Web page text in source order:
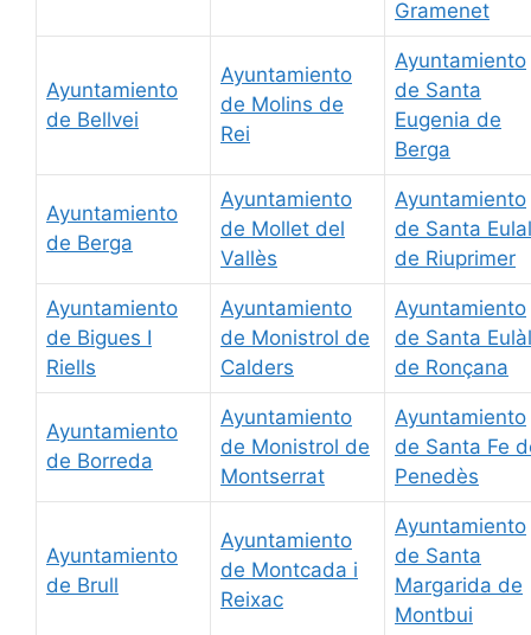
Gramenet
Ayuntamiento
de Bellvei
Ayuntamiento
de Molins de
Rei
Ayuntamiento
de Santa
Eugenia de
Berga
Ayuntamiento
de Berga
Ayuntamiento
de Mollet del
Vallès
Ayuntamiento
de Santa
de Riuprimer
Ayuntamiento
de Bigues I
Riells
Ayuntamiento
de Monistrol de
Calders
Ayuntamiento
de Santa
de Ronçana
Ayuntamiento
de Borreda
Ayuntamiento
de Monistrol de
Montserrat
Ayuntamiento
de Santa Fe
Penedès
Ayuntamiento
de Brull
Ayuntamiento
de Montcada i
Reixac
Ayuntamiento
de Santa
Margarida de
Montbui